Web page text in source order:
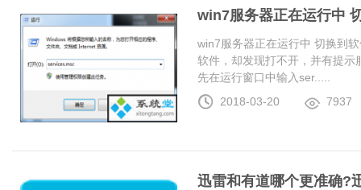
win7服务器正在运行中
win7服务器正在运行中 切换到
软件，却发现打不开，并有提
先在运行窗口中输入ser.....
2018-03-20
7937
迅雷和有道哪个更准确?